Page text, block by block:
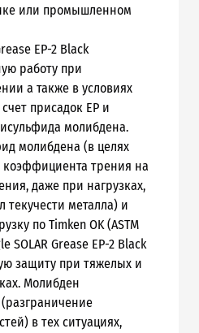
или промышленном
EP-2 Black
работу при
а также в условиях
присадок EP и
молибдена.
молибдена (в целях
коэффициента трения на
даже при нагрузках,
металла) и
по Timken OK (ASTM
SOLAR Grease EP-2 Black
защиту при тяжелых и
Молибден
в тех ситуациях,